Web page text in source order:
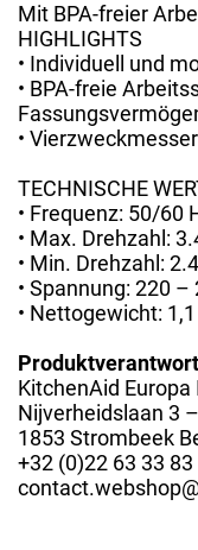
Mit BPA-freier
HIGHLIGHTS
• Individuell und
• BPA-freie
•
TECHNISCHE
• Frequenz: 50/60
• Max. Drehzahl:
• Min. Drehzahl:
• Spannung: 220 –
• Nettogewicht:
KitchenAid Europa
Nijverheidslaan 3
1853 Strombeek
+32 (0)22 63 33 83